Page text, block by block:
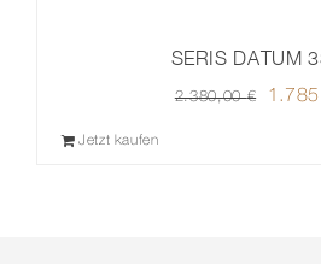
SERIS DATUM
2.380,00€
Jetzt kaufen